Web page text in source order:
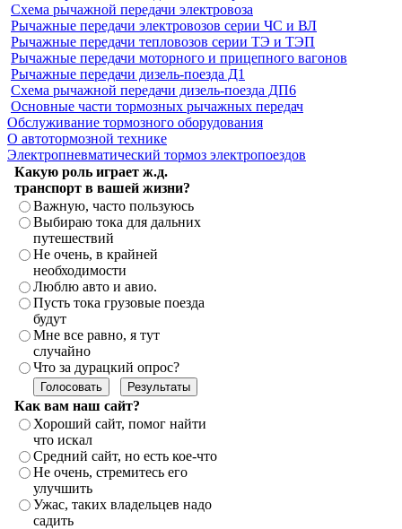
Схема рычажной передачи электровоза
Рычажные передачи электровозов серии ЧС и ВЛ
Рычажные передачи тепловозов серии ТЭ и ТЭП
Рычажные передачи моторного и прицепного вагонов
Рычажные передачи дизель-поезда Д1
Схема рычажной передачи дизель-поезда ДП6
Основные части тормозных рычажных передач
Обслуживание тормозного оборудования
О автотормозной технике
Электропневматический тормоз электропоездов
Какую роль играет ж.д.
транспорт в вашей жизни?
Важную, часто пользуюсь
Выбираю тока для дальних
путешествий
Не очень, в крайней
необходимости
Люблю авто и авио.
Пусть тока грузовые поезда
будут
Мне все равно, я тут
случайно
Что за дурацкий опрос?
Как вам наш сайт?
Хороший сайт, помог найти
что искал
Средний сайт, но есть кое-что
Не очень, стремитесь его
улучшить
Ужас, таких владельцев надо
садить